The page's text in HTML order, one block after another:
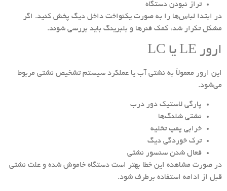
تراز نبودن دستگاه
در ابتدا لباس‌ها را به صورت یکنواخت داخل دیگ پخش کنید. اگر
مشکل تکرار شد، کمک فنرها و بلبرینگ باید بررسی شوند.
ارور LE یا LC
این ارور معمولاً به نشتی آب یا عملکرد سیستم تشخیص نشتی مربوط
می‌شود.
پارگی لاستیک دور درب
نشتی شلنگ‌ها
خرابی پمپ تخلیه
ترک خوردگی دیگ
فعال شدن سنسور نشتی
در صورت مشاهده این خطا بهتر است دستگاه خاموش شده و علت نشتی
قبل از ادامه استفاده برطرف شود.